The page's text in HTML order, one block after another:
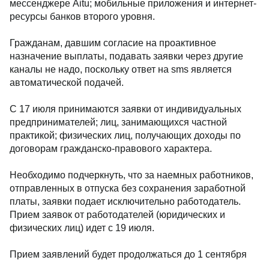
мессенджере Aitu; мобильные приложения и интернет-
ресурсы банков второго уровня.
Гражданам, давшим согласие на проактивное
назначение выплаты, подавать заявки через другие
каналы не надо, поскольку ответ на sms является
автоматической подачей.
С 17 июля принимаются заявки от индивидуальных
предпринимателей; лиц, занимающихся частной
практикой; физических лиц, получающих доходы по
договорам гражданско-правового характера.
Необходимо подчеркнуть, что за наемных работников,
отправленных в отпуска без сохранения заработной
платы, заявки подает исключительно работодатель.
Прием заявок от работодателей (юридических и
физических лиц) идет с 19 июля.
Прием заявлений будет продолжаться до 1 сентября